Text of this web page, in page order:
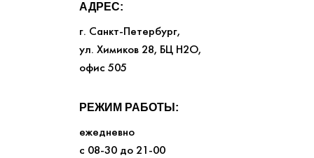
АДРЕС:
г. Санкт-Петербург,
ул. Химиков 28, БЦ Н2О,
офис 505
РЕЖИМ РАБОТЫ:
ежедневно
с 08-30 до 21-00